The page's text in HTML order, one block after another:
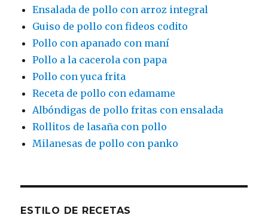
Ensalada de pollo con arroz integral
Guiso de pollo con fideos codito
Pollo con apanado con maní
Pollo a la cacerola con papa
Pollo con yuca frita
Receta de pollo con edamame
Albóndigas de pollo fritas con ensalada
Rollitos de lasaña con pollo
Milanesas de pollo con panko
ESTILO DE RECETAS